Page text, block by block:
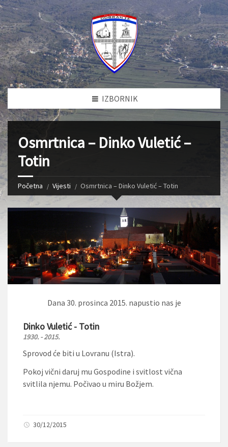
IZBORNIK
Osmrtnica – Dinko Vuletić –
Totin
Početna Vijesti Osmrtnica – Dinko Vuletić – Totin
Dana 30. prosinca 2015. napustio nas je
Dinko Vuletić - Totin
1930. - 2015.
Sprovod će biti u Lovranu (Istra).
Pokoj vični daruj mu Gospodine i svitlost vična
svitlila njemu. Počivao u miru Božjem.
30/12/2015